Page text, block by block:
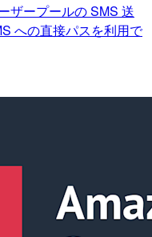
ザープールの SMS 送
への直接パスを利用で